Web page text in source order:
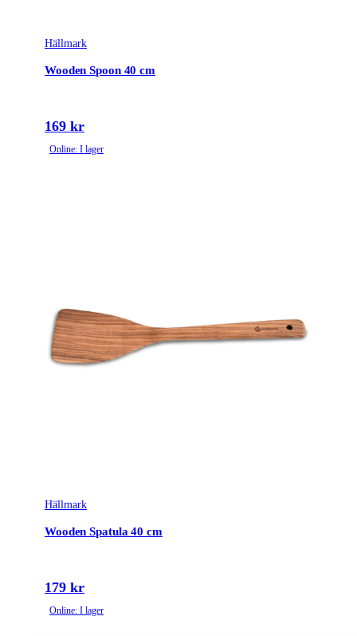
Hällmark
Wooden Spoon 40 cm
169 kr
Online: I lager
Hällmark
Wooden Spatula 40 cm
179 kr
Online: I lager